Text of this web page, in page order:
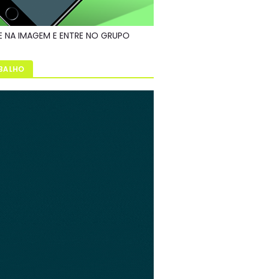
NA IMAGEM E ENTRE NO GRUPO